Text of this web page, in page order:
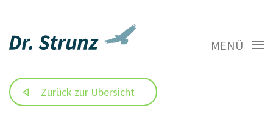
MENÜ
Zurück zur Übersicht